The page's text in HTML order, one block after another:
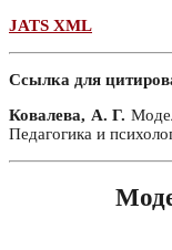
JATS XML
Ссылка для
Ковалева, А. Г.
Педагогика и